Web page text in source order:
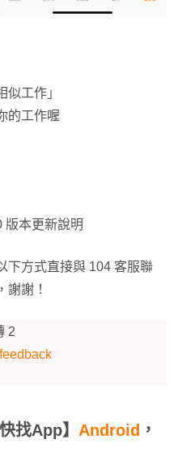
似工作」
的工作喔
版本更新說明
下方式直接與 104 客服聯
謝謝！
2
找App】 Android ，